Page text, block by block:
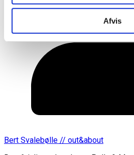
Afvis
Bert Svalebølle // out&about